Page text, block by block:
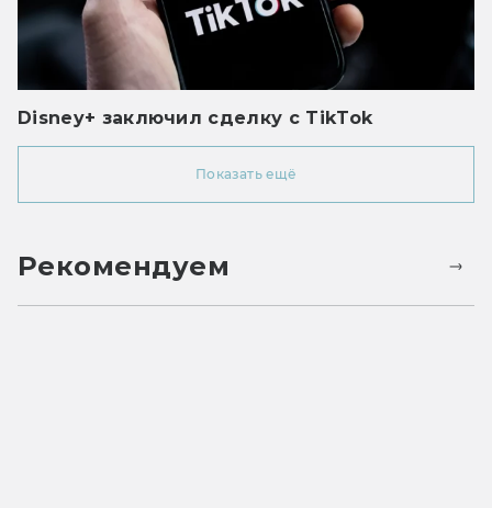
Disney+ заключил сделку с TikTok
Показать ещё
Рекомендуем